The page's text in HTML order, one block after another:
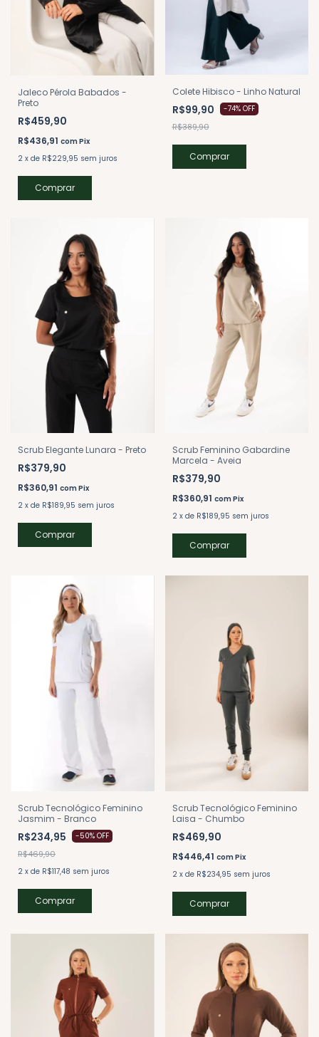
Jaleco Pérola Babados -
Preto
R$459,90
R$436,91 comPix
2 x de R$229,95 sem juros
Comprar
Colete Hibisco - Linho Natural
R$99,90 -74% OFF
R$389,90
Comprar
Scrub Elegante Lunara - Preto
R$379,90
R$360,91 comPix
2 x de R$189,95 sem juros
Comprar
Scrub Feminino Gabardine
Marcela - Aveia
R$379,90
R$360,91 comPix
2 x de R$189,95 sem juros
Comprar
Scrub Tecnológico Feminino
Jasmim - Branco
R$234,95 -50% OFF
R$469,90
2 x de R$117,48 sem juros
Comprar
Scrub Tecnológico Feminino
Laisa - Chumbo
R$469,90
R$446,41 comPix
2 x de R$234,95 sem juros
Comprar